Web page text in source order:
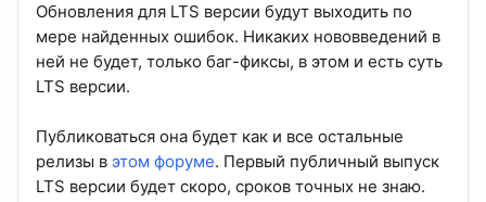
Обновления для LTS версии будут выходить по
мере найденных ошибок. Никаких нововведений в
ней не будет, только баг-фиксы, в этом и есть суть
LTS версии.
Публиковаться она будет как и все остальные
релизы в этом форуме. Первый публичный выпуск
LTS версии будет скоро, сроков точных не знаю.